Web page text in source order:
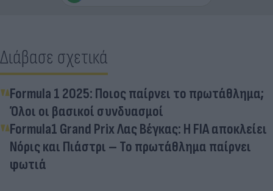
Διάβασε σχετικά
Formula 1 2025: Ποιος παίρνει το πρωτάθλημα;
Όλοι οι βασικοί συνδυασμοί
Formula1 Grand Prix Λας Βέγκας: Η FIA αποκλείει
Νόρις και Πιάστρι – Το πρωτάθλημα παίρνει
φωτιά